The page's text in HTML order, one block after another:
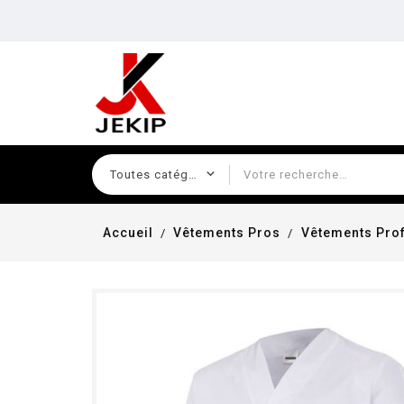
Accueil Vêtements Pros Vêtements